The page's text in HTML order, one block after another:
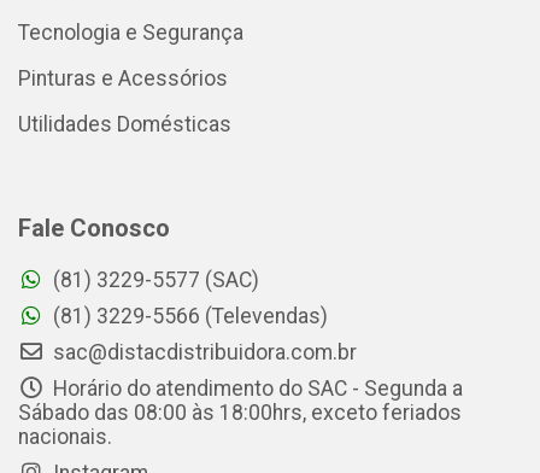
Tecnologia e Segurança
Pinturas e Acessórios
Utilidades Domésticas
Fale Conosco
(81) 3229-5577 (SAC)
(81) 3229-5566 (Televendas)
sac@distacdistribuidora.com.br
Horário do atendimento do SAC - Segunda a
Sábado das 08:00 às 18:00hrs, exceto feriados
nacionais.